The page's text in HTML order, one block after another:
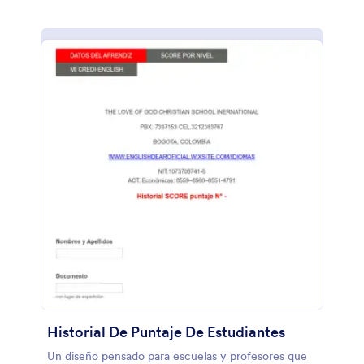
Historial De Puntaje De Estudiantes
Un diseño pensado para escuelas y profesores que